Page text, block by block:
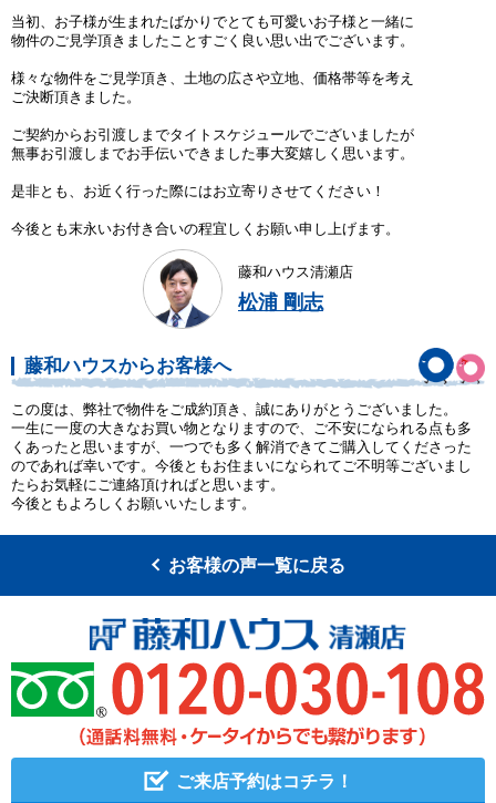
当初、お子様が生まれたばかりでとても可愛いお子様と一緒に
物件のご見学頂きましたことすごく良い思い出でございます。
様々な物件をご見学頂き、土地の広さや立地、価格帯等を考え
ご決断頂きました。
ご契約からお引渡しまでタイトスケジュールでございましたが
無事お引渡しまでお手伝いできました事大変嬉しく思います。
是非とも、お近く行った際にはお立寄りさせてください！
今後とも末永いお付き合いの程宜しくお願い申し上げます。
藤和ハウス清瀬店
松浦 剛志
藤和ハウスからお客様へ
この度は、弊社で物件をご成約頂き、誠にありがとうございました。
一生に一度の大きなお買い物となりますので、ご不安になられる点も多
くあったと思いますが、一つでも多く解消できてご購入してくださった
のであれば幸いです。今後ともお住まいになられてご不明等ございまし
たらお気軽にご連絡頂ければと思います。
今後ともよろしくお願いいたします。
お客様の声一覧に戻る
ご来店予約はコチラ！